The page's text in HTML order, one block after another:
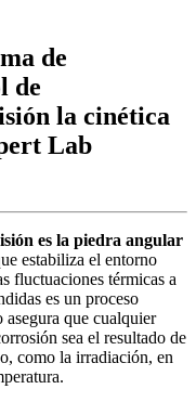
de
de
la cinética
Lab
es la piedra angular
estabiliza el entorno
fluctuaciones térmicas a
es un proceso
que cualquier
sea el resultado de
como la irradiación, en